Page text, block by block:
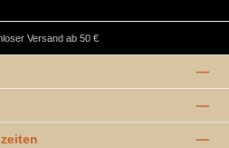
Versand ab 50 €